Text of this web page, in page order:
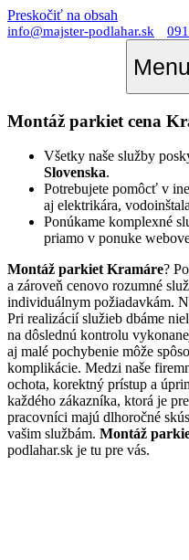
Preskočiť na obsah
info@majster-podlahar.sk
Menu
Montáž parkiet cena
Všetky naše služby
Slovenska.
Potrebujete pomôcť v
aj elektrikára,
Ponúkame komplexné
priamo v ponuke
Montáž parkiet Kramáre?
a zároveň cenovo rozumné
individuálnym požiadavkám.
Pri realizácií služieb dbáme
na dôslednú kontrolu
aj malé pochybenie môže
komplikácie. Medzi naše
ochota, korektný prístup a
každého zákazníka, ktorá je
pracovníci majú dlhoročné
vašim službám. Montáž
podlahar.sk je tu pre vás.